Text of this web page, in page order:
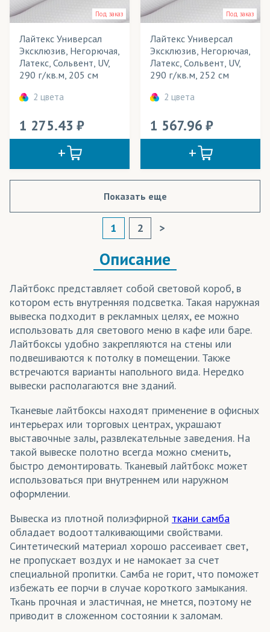
Под заказ
Лайтекс Универсал
Эксклюзив, Негорючая,
Латекс, Сольвент, UV,
290 г/кв.м, 205 см
2 цвета
1 275.43
Под заказ
Лайтекс Универсал
Эксклюзив, Негорючая,
Латекс, Сольвент, UV,
290 г/кв.м, 252 см
2 цвета
1 567.96
Показать еще
1 2 >
Описание
Лайтбокс представляет собой световой короб, в
котором есть внутренняя подсветка. Такая наружная
вывеска подходит в рекламных целях, ее можно
использовать для светового меню в кафе или баре.
Лайтбоксы удобно закрепляются на стены или
подвешиваются к потолку в помещении. Также
встречаются варианты напольного вида. Нередко
вывески располагаются вне зданий.
Тканевые лайтбоксы находят применение в офисных
интерьерах или торговых центрах, украшают
выставочные залы, развлекательные заведения. На
такой вывеске полотно всегда можно сменить,
быстро демонтировать. Тканевый лайтбокс может
использоваться при внутреннем или наружном
оформлении.
Вывеска из плотной полиэфирной ткани самба
обладает водоотталкивающими свойствами.
Синтетический материал хорошо рассеивает свет,
не пропускает воздух и не намокает за счет
специальной пропитки. Самба не горит, что поможет
избежать ее порчи в случае короткого замыкания.
Ткань прочная и эластичная, не мнется, поэтому не
приводит в сложенном состоянии к заломам.